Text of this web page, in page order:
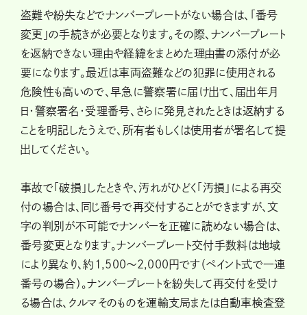
盗難や紛失などでナンバープレートがない場合は、「番号
変更」の手続きが必要となります。その際、ナンバープレート
を返納できない理由や経緯をまとめた理由書の添付が必
要になります。最近は車両盗難などの犯罪に使用される
危険性も高いので、早急に警察署に届け出て、届出年月
日・警察署名・受理番号、さらに発見されたときは返納する
ことを明記したうえで、所有者もしくは使用者が署名して提
出してください。
事故で「破損」したときや、汚れがひどく「汚損」による再交
付の場合は、同じ番号で再交付することができますが、文
字の判別が不可能でナンバーを正確に読めない場合は、
番号変更となります。ナンバープレート交付手数料は地域
により異なり、約1,500～2,000円です（ペイント式で一連
番号の場合）。ナンバープレートを紛失して再交付を受け
る場合は、クルマそのものを運輸支局または自動車検査登